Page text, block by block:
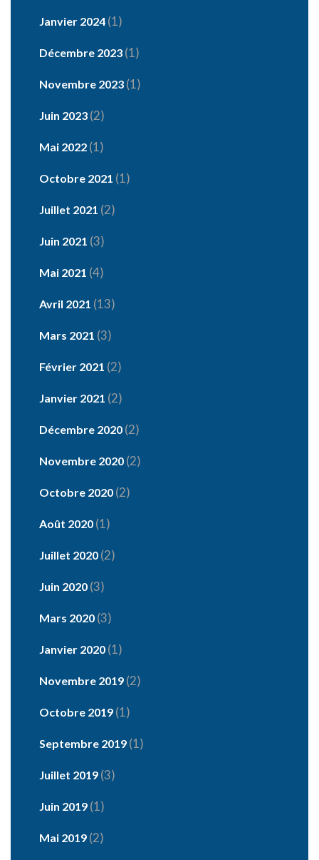
Janvier 2024 (1)
Décembre 2023 (1)
Novembre 2023 (1)
Juin 2023 (2)
Mai 2022 (1)
Octobre 2021 (1)
Juillet 2021 (2)
Juin 2021 (3)
Mai 2021 (4)
Avril 2021 (13)
Mars 2021 (3)
Février 2021 (2)
Janvier 2021 (2)
Décembre 2020 (2)
Novembre 2020 (2)
Octobre 2020 (2)
Août 2020 (1)
Juillet 2020 (2)
Juin 2020 (3)
Mars 2020 (3)
Janvier 2020 (1)
Novembre 2019 (2)
Octobre 2019 (1)
Septembre 2019 (1)
Juillet 2019 (3)
Juin 2019 (1)
Mai 2019 (2)